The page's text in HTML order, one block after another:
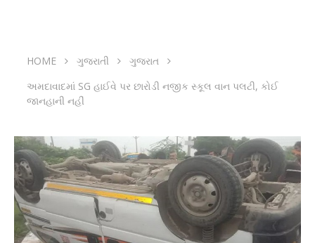
HOME ગુજરાતી
ગુજરાત
અમદાવાદમાં SG હાઈવે પર છારોડી નજીક સ્કૂલ વાન પલટી, કોઈ
જાનહાની નહીં